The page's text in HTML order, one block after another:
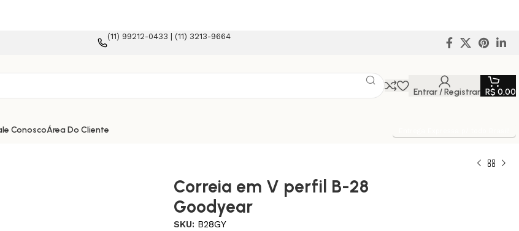
(11) 99212-0433 | (11) 3213-9664
Entrar / Registrar R$ 0,00
ConoscoÁrea Do Cliente
Correia em V perfil B-28
Goodyear
SKU: B28GY